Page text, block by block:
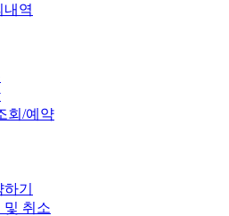
내역
회/예약
기
및 취소